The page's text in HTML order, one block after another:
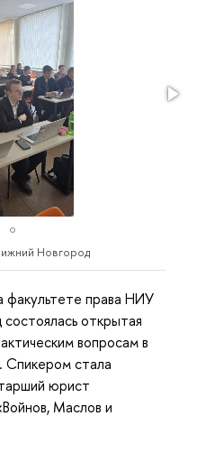
Новгород
факультете права НИУ
открытая
вопросам в
Спикером стала
юрист
Маслов и